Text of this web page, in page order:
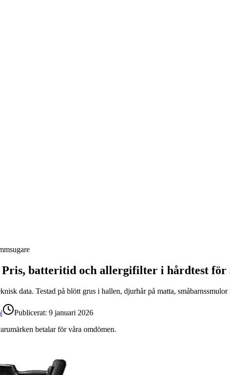
Pris, batteritid och allergifilter i hårdtest för
data. Testad på blött grus i hallen, djurhår på matta,
| Publicerat: 9 januari 2026
betalar för våra omdömen.